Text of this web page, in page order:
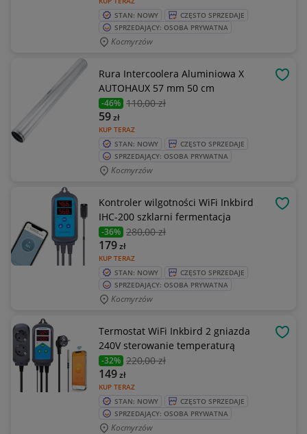
STAN: NOWY
CZĘSTO SPRZEDAJE
SPRZEDAJĄCY: OSOBA PRYWATNA
Kocmyrzów
Rura Intercoolera Aluminiowa X
AUTOHAUX 57 mm 50 cm
-46% 110,00 zł
KUP TERAZ
59zł
STAN: NOWY
CZĘSTO SPRZEDAJE
SPRZEDAJĄCY: OSOBA PRYWATNA
Kocmyrzów
Kontroler wilgotności WiFi Inkbird
IHC-200 szklarni fermentacja
-36% 280,00 zł
KUP TERAZ
179zł
STAN: NOWY
CZĘSTO SPRZEDAJE
SPRZEDAJĄCY: OSOBA PRYWATNA
Kocmyrzów
Termostat WiFi Inkbird 2 gniazda
240V sterowanie temperaturą
-32% 220,00 zł
KUP TERAZ
149zł
STAN: NOWY
CZĘSTO SPRZEDAJE
SPRZEDAJĄCY: OSOBA PRYWATNA
Kocmyrzów